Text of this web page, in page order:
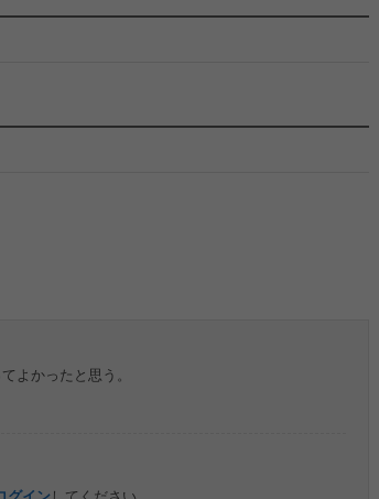
よかったと思う。